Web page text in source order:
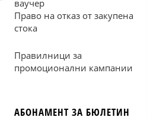
ваучер
Право на отказ от закупена
стока
Правилници за
промоционални кампании
АБОНАМЕНТ ЗА БЮЛЕТИН